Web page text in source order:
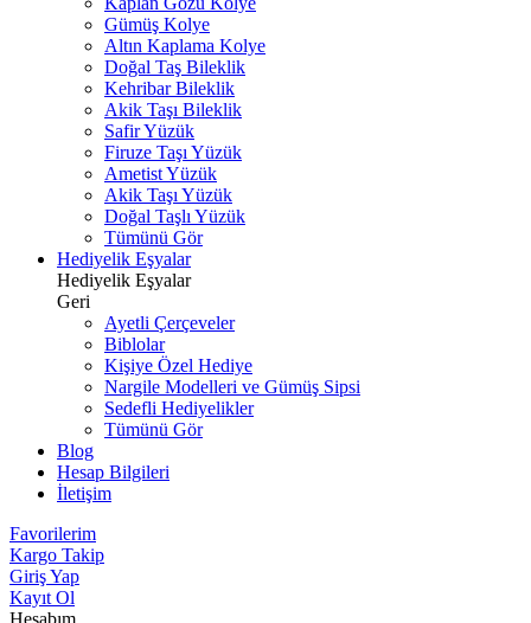
Gümüş Kolye
Altın Kaplama Kolye
Doğal Taş Bileklik
Kehribar Bileklik
Akik Taşı Bileklik
Safir Yüzük
Firuze Taşı Yüzük
Ametist Yüzük
Akik Taşı Yüzük
Doğal Taşlı Yüzük
Tümünü Gör
Hediyelik Eşyalar
Hediyelik Eşyalar
Geri
Ayetli Çerçeveler
Biblolar
Kişiye Özel Hediye
Nargile Modelleri ve Gümüş Sipsi
Sedefli Hediyelikler
Tümünü Gör
Blog
Hesap Bilgileri
İletişim
Favorilerim
Kargo Takip
Giriş Yap
Kayıt Ol
Hesabım